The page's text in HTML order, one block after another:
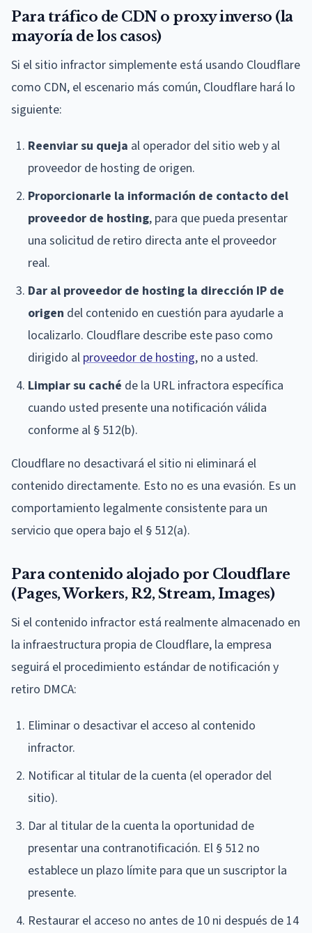
Para tráfico de CDN o proxy inverso (la
mayoría de los casos)
Si el sitio infractor simplemente está usando Cloudflare
como CDN, el escenario más común, Cloudflare hará lo
siguiente:
Reenviar su queja al operador del sitio web y al
proveedor de hosting de origen.
Proporcionarle la información de contacto del
proveedor de hosting, para que pueda presentar
una solicitud de retiro directa ante el proveedor
real.
Dar al proveedor de hosting la dirección IP de
origen del contenido en cuestión para ayudarle a
localizarlo. Cloudflare describe este paso como
dirigido al proveedor de hosting, no a usted.
Limpiar su caché de la URL infractora específica
cuando usted presente una notificación válida
conforme al § 512(b).
Cloudflare no desactivará el sitio ni eliminará el
contenido directamente. Esto no es una evasión. Es un
comportamiento legalmente consistente para un
servicio que opera bajo el § 512(a).
Para contenido alojado por Cloudflare
(Pages, Workers, R2, Stream, Images)
Si el contenido infractor está realmente almacenado en
la infraestructura propia de Cloudflare, la empresa
seguirá el procedimiento estándar de notificación y
retiro DMCA:
Eliminar o desactivar el acceso al contenido
infractor.
Notificar al titular de la cuenta (el operador del
sitio).
Dar al titular de la cuenta la oportunidad de
presentar una contranotificación. El § 512 no
establece un plazo límite para que un suscriptor la
presente.
Restaurar el acceso no antes de 10 ni después de 14